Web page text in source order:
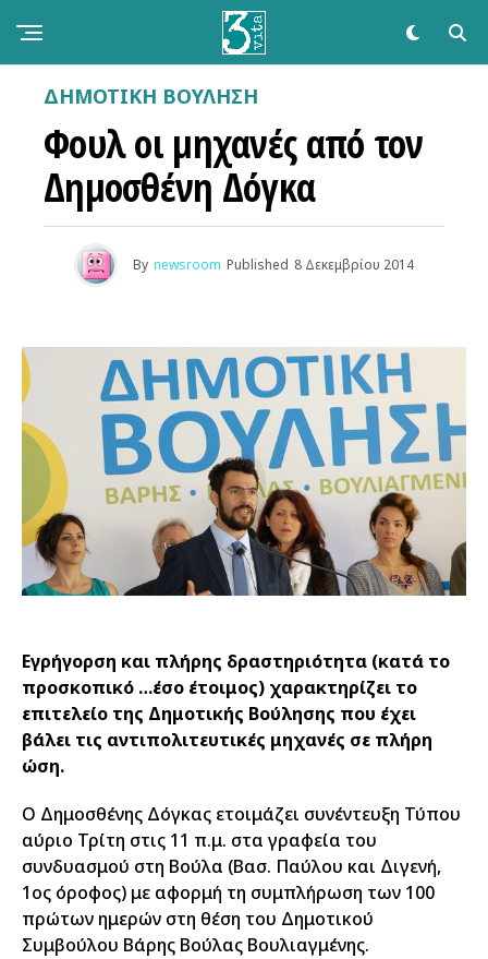
ΔΗΜΟΤΙΚΉ ΒΟΎΛΗΣΗ
Φουλ οι μηχανές από τον
Δημοσθένη Δόγκα
By newsroom Published 8 Δεκεμβρίου 2014
Εγρήγορση και πλήρης δραστηριότητα (κατά το
προσκοπικό …έσο έτοιμος) χαρακτηρίζει το
επιτελείο της Δημοτικής Βούλησης που έχει
βάλει τις αντιπολιτευτικές μηχανές σε πλήρη
ώση.
Ο Δημοσθένης Δόγκας ετοιμάζει συνέντευξη Τύπου
αύριο Τρίτη στις 11 π.μ. στα γραφεία του
συνδυασμού στη Βούλα (Βασ. Παύλου και Διγενή,
1ος όροφος) με αφορμή τη συμπλήρωση των 100
πρώτων ημερών στη θέση του Δημοτικού
Συμβούλου Βάρης Βούλας Βουλιαγμένης.